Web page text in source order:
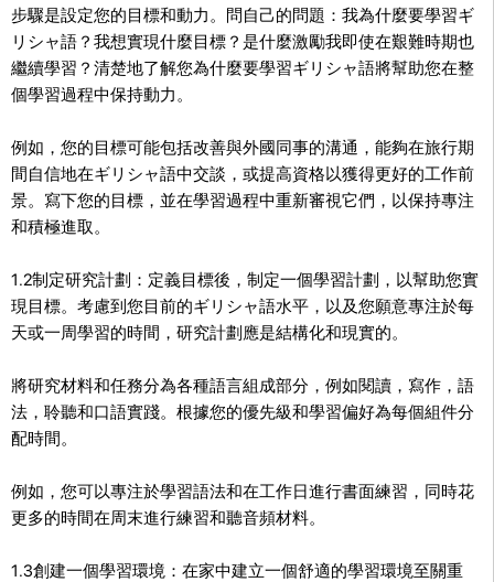
步驟是設定您的目標和動力。問自己的問題：我為什麼要學習ギ
リシャ語？我想實現什麼目標？是什麼激勵我即使在艱難時期也
繼續學習？清楚地了解您為什麼要學習ギリシャ語將幫助您在整
個學習過程中保持動力。
例如，您的目標可能包括改善與外國同事的溝通，能夠在旅行期
間自信地在ギリシャ語中交談，或提高資格以獲得更好的工作前
景。寫下您的目標，並在學習過程中重新審視它們，以保持專注
和積極進取。
1.2制定研究計劃：定義目標後，制定一個學習計劃，以幫助您實
現目標。考慮到您目前的ギリシャ語水平，以及您願意專注於每
天或一周學習的時間，研究計劃應是結構化和現實的。
將研究材料和任務分為各種語言組成部分，例如閱讀，寫作，語
法，聆聽和口語實踐。根據您的優先級和學習偏好為每個組件分
配時間。
例如，您可以專注於學習語法和在工作日進行書面練習，同時花
更多的時間在周末進行練習和聽音頻材料。
1.3創建一個學習環境：在家中建立一個舒適的學習環境至關重